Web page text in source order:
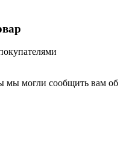
мы могли сообщить вам об